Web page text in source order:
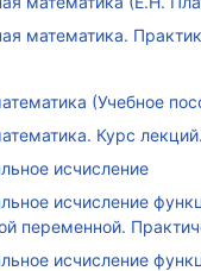
математика.
(Учебное
Курс
исчисление
исчисление
переменной.
исчисление